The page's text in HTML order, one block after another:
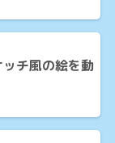
チ風の絵を動